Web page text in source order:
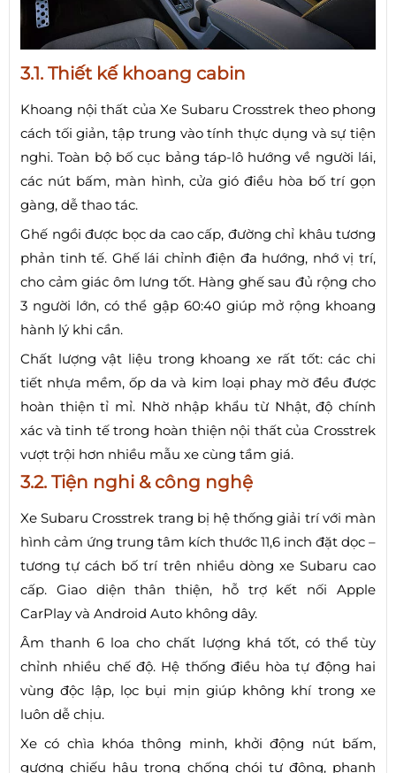
3.1. Thiết kế khoang cabin
Khoang nội thất của Xe Subaru Crosstrek theo phong
cách tối giản, tập trung vào tính thực dụng và sự tiện
nghi. Toàn bộ bố cục bảng táp-lô hướng về người lái,
các nút bấm, màn hình, cửa gió điều hòa bố trí gọn
gàng, dễ thao tác.
Ghế ngồi được bọc da cao cấp, đường chỉ khâu tương
phản tinh tế. Ghế lái chỉnh điện đa hướng, nhớ vị trí,
cho cảm giác ôm lưng tốt. Hàng ghế sau đủ rộng cho
3 người lớn, có thể gập 60:40 giúp mở rộng khoang
hành lý khi cần.
Chất lượng vật liệu trong khoang xe rất tốt: các chi
tiết nhựa mềm, ốp da và kim loại phay mờ đều được
hoàn thiện tỉ mỉ. Nhờ nhập khẩu từ Nhật, độ chính
xác và tinh tế trong hoàn thiện nội thất của Crosstrek
vượt trội hơn nhiều mẫu xe cùng tầm giá.
3.2. Tiện nghi & công nghệ
Xe Subaru Crosstrek trang bị hệ thống giải trí với màn
hình cảm ứng trung tâm kích thước 11,6 inch đặt dọc –
tương tự cách bố trí trên nhiều dòng xe Subaru cao
cấp. Giao diện thân thiện, hỗ trợ kết nối Apple
CarPlay và Android Auto không dây.
Âm thanh 6 loa cho chất lượng khá tốt, có thể tùy
chỉnh nhiều chế độ. Hệ thống điều hòa tự động hai
vùng độc lập, lọc bụi mịn giúp không khí trong xe
luôn dễ chịu.
Xe có chìa khóa thông minh, khởi động nút bấm,
gương chiếu hậu trong chống chói tự động, phanh